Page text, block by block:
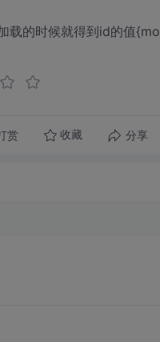
载的时候就得到id的值
赏 收藏 分享